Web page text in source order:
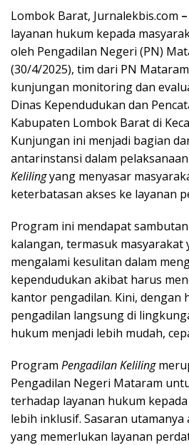
Lombok Barat, Jurnalekbis.com –
layanan hukum kepada
oleh Pengadilan Negeri (PN)
(30/4/2025), tim dari PN
kunjungan monitoring dan
Dinas Kependudukan dan
Kabupaten Lombok Barat di
Kunjungan ini menjadi bagian
antarinstansi dalam
Kelilingyang menyasar
keterbatasan akses ke layanan
Program ini mendapat
kalangan, termasuk masyarakat
mengalami kesulitan dalam
kependudukan akibat harus
kantor pengadilan. Kini, dengan
pengadilan langsung di
hukum menjadi lebih mudah,
Program Pengadilan Keliling
Pengadilan Negeri Mataram
terhadap layanan hukum
lebih inklusif. Sasaran utamanya
yang memerlukan layanan